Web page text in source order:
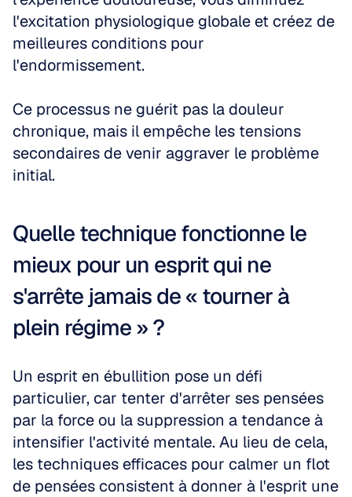
l'excitation physiologique globale et créez de
meilleures conditions pour
l'endormissement.
Ce processus ne guérit pas la douleur
chronique, mais il empêche les tensions
secondaires de venir aggraver le problème
initial.
Quelle technique fonctionne le
mieux pour un esprit qui ne
s'arrête jamais de « tourner à
plein régime » ?
Un esprit en ébullition pose un défi
particulier, car tenter d'arrêter ses pensées
par la force ou la suppression a tendance à
intensifier l'activité mentale. Au lieu de cela,
les techniques efficaces pour calmer un flot
de pensées consistent à donner à l'esprit une